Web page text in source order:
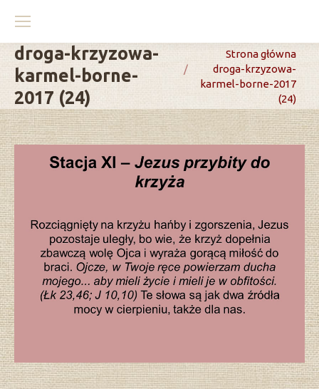
droga-krzyzowa-
karmel-borne-
2017 (24)
You are here:Strona główna
droga-krzyzowa-
karmel-borne-2017
(24)